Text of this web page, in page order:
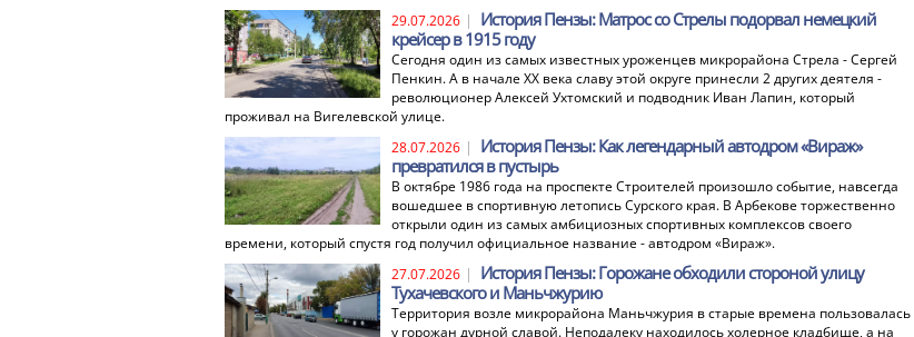
29.07.2026 |
История Пензы: Матрос со Стрелы подорвал немецкий
крейсер в 1915 году
Сегодня один из самых известных уроженцев микрорайона Стрела - Сергей
Пенкин. А в начале XX века славу этой округе принесли 2 других деятеля -
революционер Алексей Ухтомский и подводник Иван Лапин, который
проживал на Вигелевской улице.
28.07.2026 |
История Пензы: Как легендарный автодром «Вираж»
превратился в пустырь
В октябре 1986 года на проспекте Строителей произошло событие, навсегда
вошедшее в спортивную летопись Сурского края. В Арбекове торжественно
открыли один из самых амбициозных спортивных комплексов своего
времени, который спустя год получил официальное название - автодром «Вираж».
27.07.2026 |
История Пензы: Горожане обходили стороной улицу
Тухачевского и Маньчжурию
Территория возле микрорайона Маньчжурия в старые времена пользовалась
у горожан дурной славой. Неподалеку находилось холерное кладбище, а на